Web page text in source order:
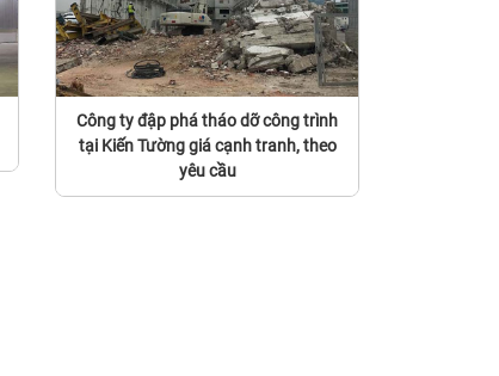
Công ty đập phá tháo dỡ công trình
tại Kiến Tường giá cạnh tranh, theo
yêu cầu